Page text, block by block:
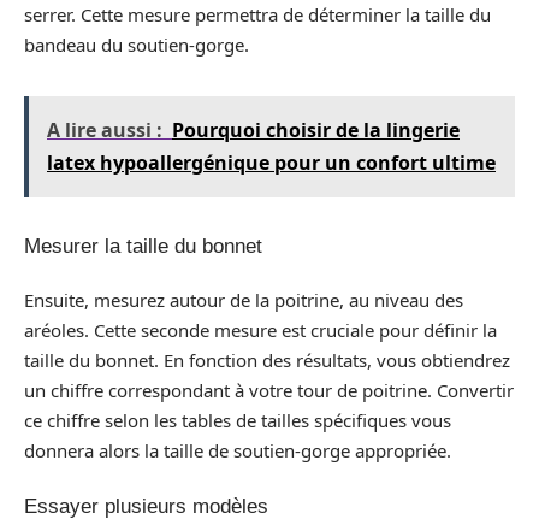
serrer. Cette mesure permettra de déterminer la taille du
bandeau du soutien-gorge.
A lire aussi : Pourquoi choisir de la lingerie
latex hypoallergénique pour un confort ultime
Mesurer la taille du bonnet
Ensuite, mesurez autour de la poitrine, au niveau des
aréoles. Cette seconde mesure est cruciale pour définir la
taille du bonnet. En fonction des résultats, vous obtiendrez
un chiffre correspondant à votre tour de poitrine. Convertir
ce chiffre selon les tables de tailles spécifiques vous
donnera alors la taille de soutien-gorge appropriée.
Essayer plusieurs modèles